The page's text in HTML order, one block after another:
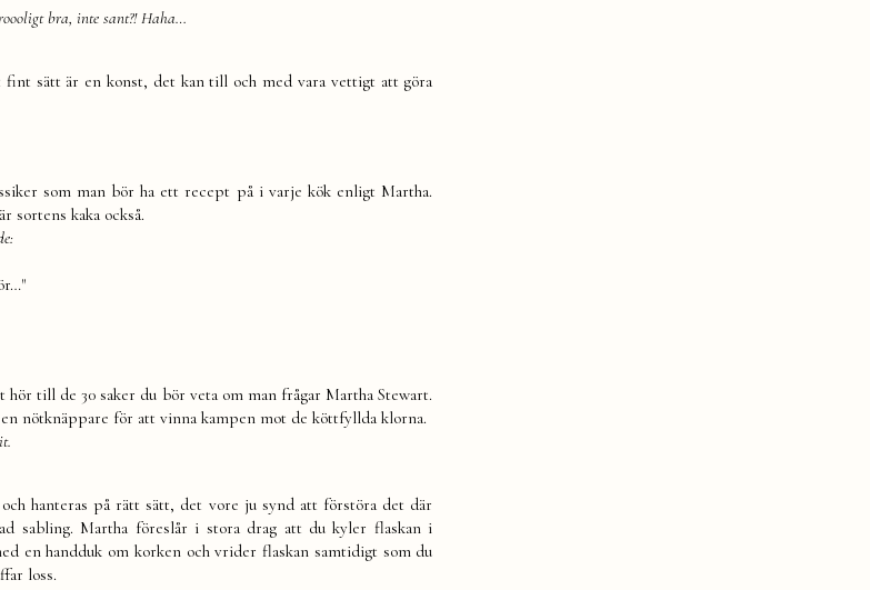
bra, inte sant?! Haha…
sätt är en konst, det kan till och med vara vettigt att göra
som man bör ha ett recept på i varje kök enligt Martha.
sortens kaka också.
till de 30 saker du bör veta om man frågar Martha Stewart.
nötknäppare för att vinna kampen mot de köttfyllda klorna.
hanteras på rätt sätt, det vore ju synd att förstöra det där
sabling. Martha föreslår i stora drag att du kyler flaskan i
en handduk om korken och vrider flaskan samtidigt som du
loss.